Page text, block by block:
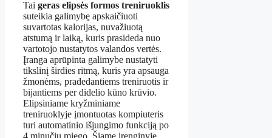
Tai geras elipsės formos treniruoklis
suteikia galimybę apskaičiuoti
suvartotas kalorijas, nuvažiuotą
atstumą ir laiką, kuris prasideda nuo
vartotojo nustatytos valandos vertės.
Įranga aprūpinta galimybe nustatyti
tikslinį širdies ritmą, kuris yra apsauga
žmonėms, pradedantiems treniruotis ir
bijantiems per didelio kūno krūvio.
Elipsiniame kryžminiame
treniruoklyje įmontuotas kompiuteris
turi automatinio išjungimo funkciją po